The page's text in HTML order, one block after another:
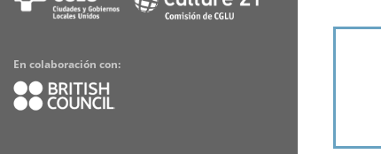
En colaboración con: